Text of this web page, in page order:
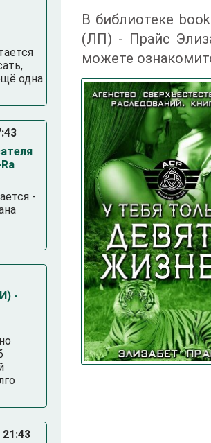
В библиотеке
(ЛП) - Прайс
можете
одна
-
-